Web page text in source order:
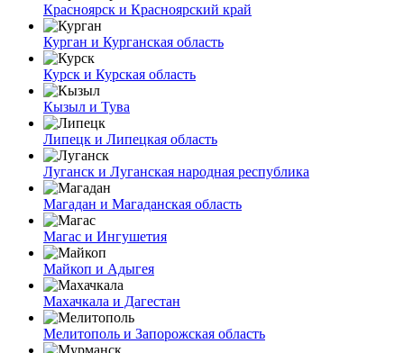
Красноярск и Красноярский край
Курган и Курганская область
Курск и Курская область
Кызыл и Тува
Липецк и Липецкая область
Луганск и Луганская народная республика
Магадан и Магаданская область
Магас и Ингушетия
Майкоп и Адыгея
Махачкала и Дагестан
Мелитополь и Запорожская область